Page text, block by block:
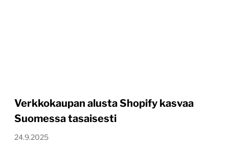
Verkkokaupan alusta Shopify kasvaa
Suomessa tasaisesti
24.9.2025